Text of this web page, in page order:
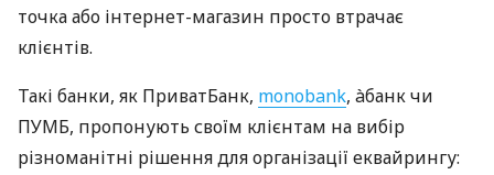
точка або інтернет-магазин просто втрачає
клієнтів.
Такі банки, як ПриватБанк, monobank, àбанк чи
ПУМБ, пропонують своїм клієнтам на вибір
різноманітні рішення для організації еквайрингу: